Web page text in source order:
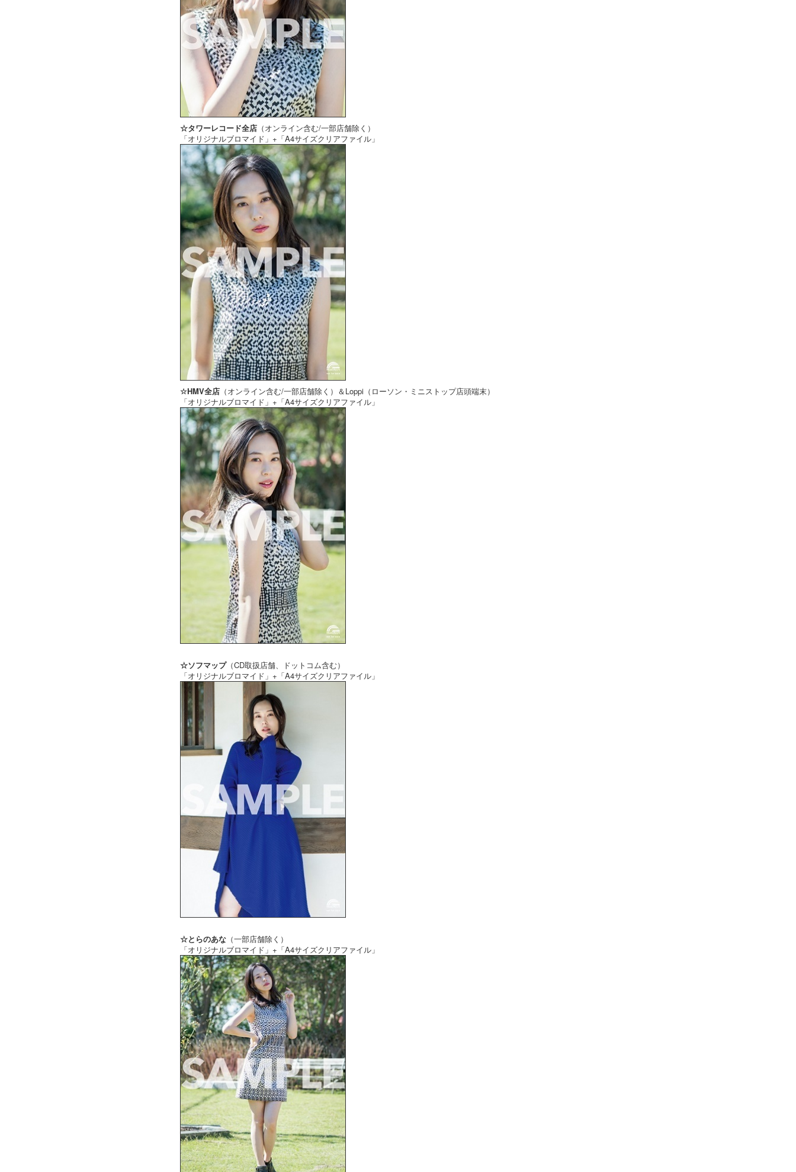
☆タワーレコード全店 （オンライン含む/一部店舗除く）
「オリジナルブロマイド」+「A4サイズクリアファイル」
☆HMV全店 （オンライン含む/一部店舗除く）＆Loppi（ローソン・ミニストップ店頭端末）
「オリジナルブロマイド」+「A4サイズクリアファイル」
☆ソフマップ（CD取扱店舗、ドットコム含む）
「オリジナルブロマイド」+「A4サイズクリアファイル」
☆とらのあな （一部店舗除く）
「オリジナルブロマイド」+「A4サイズクリアファイル」